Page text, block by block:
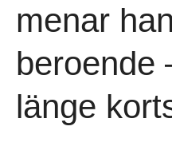
menar
beroende
länge